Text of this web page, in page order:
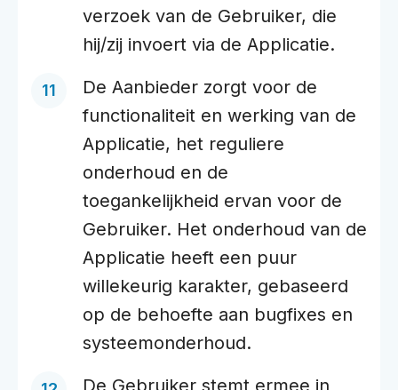
verzoek van de Gebruiker, die
hij/zij invoert via de Applicatie.
De Aanbieder zorgt voor de
functionaliteit en werking van de
Applicatie, het reguliere
onderhoud en de
toegankelijkheid ervan voor de
Gebruiker. Het onderhoud van de
Applicatie heeft een puur
willekeurig karakter, gebaseerd
op de behoefte aan bugfixes en
systeemonderhoud.